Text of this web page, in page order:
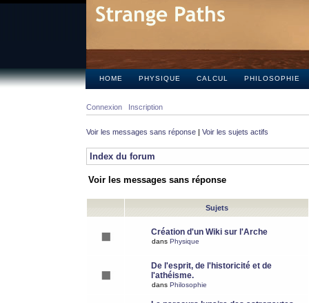
HOME PHYSIQUE CALCUL PHILOSOPHIE
Connexion Inscription
Voir les messages sans réponse | Voir les sujets actifs
Index du forum
Voir les messages sans réponse
Sujets
Création d'un Wiki sur l'Arche
dans Physique
De l'esprit, de l'historicité et de
l'athéisme.
dans Philosophie